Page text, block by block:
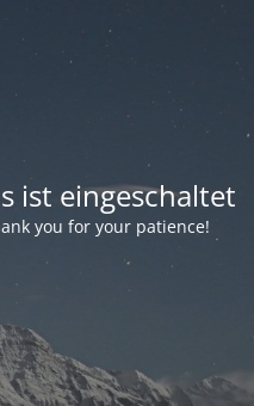
ist eingeschaltet
you for your patience!